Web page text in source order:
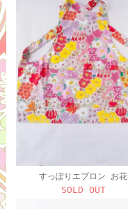
すっぽりエプロン お花
SOLD OUT